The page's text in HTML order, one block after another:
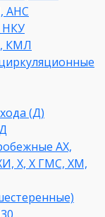
АНС
НКУ
КМЛ
(Д)
АХ,
Х, Х ГМС, ХМ,